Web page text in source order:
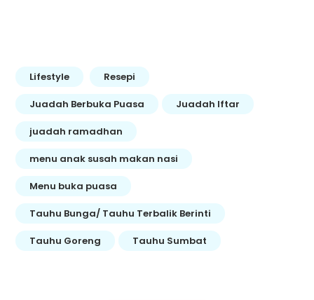
Lifestyle Resepi
Juadah Berbuka Puasa Juadah Iftar
juadah ramadhan
menu anak susah makan nasi
Menu buka puasa
Tauhu Bunga/ Tauhu Terbalik Berinti
Tauhu Goreng Tauhu Sumbat